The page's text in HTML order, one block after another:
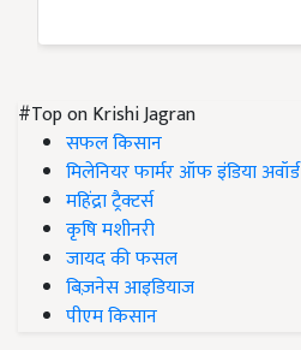
#Top on Krishi Jagran
सफल किसान
मिलेनियर फार्मर ऑफ इंडिया अवॉर्ड
महिंद्रा ट्रैक्टर्स
कृषि मशीनरी
जायद की फसल
बिज़नेस आइडियाज
पीएम किसान